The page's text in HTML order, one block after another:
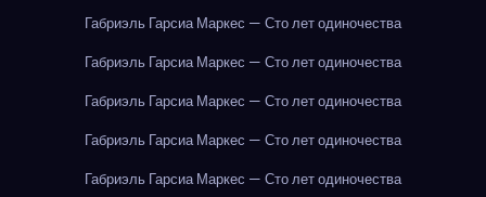
Габриэль Гарсиа Маркес — Сто лет одиночества
Габриэль Гарсиа Маркес — Сто лет одиночества
Габриэль Гарсиа Маркес — Сто лет одиночества
Габриэль Гарсиа Маркес — Сто лет одиночества
Габриэль Гарсиа Маркес — Сто лет одиночества